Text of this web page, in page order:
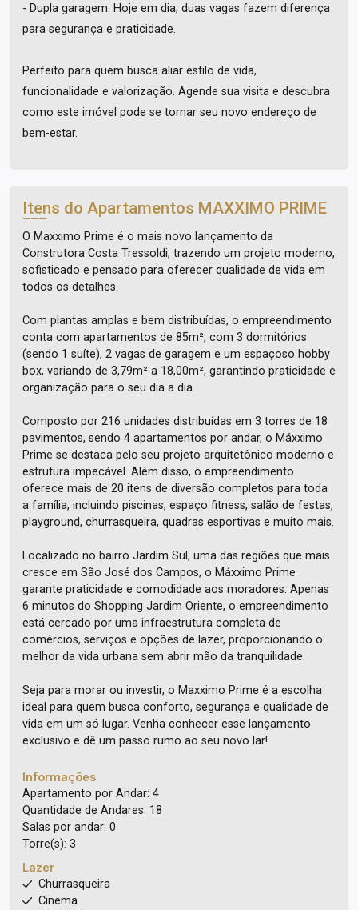
- Dupla garagem: Hoje em dia, duas vagas fazem diferença
para segurança e praticidade.
Perfeito para quem busca aliar estilo de vida,
funcionalidade e valorização. Agende sua visita e descubra
como este imóvel pode se tornar seu novo endereço de
bem-estar.
Itens do Apartamentos MAXXIMO PRIME
O Maxximo Prime é o mais novo lançamento da
Construtora Costa Tressoldi, trazendo um projeto moderno,
sofisticado e pensado para oferecer qualidade de vida em
todos os detalhes.
Com plantas amplas e bem distribuídas, o empreendimento
conta com apartamentos de 85m², com 3 dormitórios
(sendo 1 suíte), 2 vagas de garagem e um espaçoso hobby
box, variando de 3,79m² a 18,00m², garantindo praticidade e
organização para o seu dia a dia.
Composto por 216 unidades distribuídas em 3 torres de 18
pavimentos, sendo 4 apartamentos por andar, o Máxximo
Prime se destaca pelo seu projeto arquitetônico moderno e
estrutura impecável. Além disso, o empreendimento
oferece mais de 20 itens de diversão completos para toda
a família, incluindo piscinas, espaço fitness, salão de festas,
playground, churrasqueira, quadras esportivas e muito mais.
Localizado no bairro Jardim Sul, uma das regiões que mais
cresce em São José dos Campos, o Máxximo Prime
garante praticidade e comodidade aos moradores. Apenas
6 minutos do Shopping Jardim Oriente, o empreendimento
está cercado por uma infraestrutura completa de
comércios, serviços e opções de lazer, proporcionando o
melhor da vida urbana sem abrir mão da tranquilidade.
Seja para morar ou investir, o Maxximo Prime é a escolha
ideal para quem busca conforto, segurança e qualidade de
vida em um só lugar. Venha conhecer esse lançamento
exclusivo e dê um passo rumo ao seu novo lar!
Informações
Apartamento por Andar: 4
Quantidade de Andares: 18
Salas por andar: 0
Torre(s): 3
Lazer
Churrasqueira
Cinema